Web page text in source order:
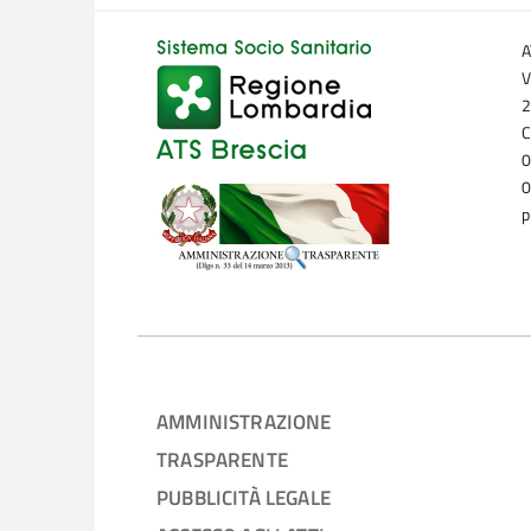
AMMINISTRAZIONE
TRASPARENTE
PUBBLICITÀ LEGALE